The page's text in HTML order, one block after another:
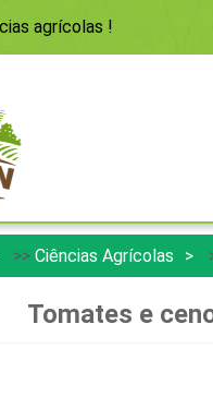
agrícolas !
>> Ciências Agrícolas
Tomates e